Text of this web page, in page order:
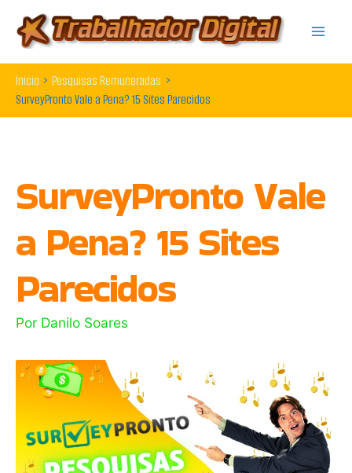
para
o
conteúdo
Início
Pesquisas Remuneradas
SurveyPronto Vale a Pena? 15 Sites Parecidos
SurveyPronto Vale
a Pena? 15 Sites
Parecidos
Por Danilo Soares